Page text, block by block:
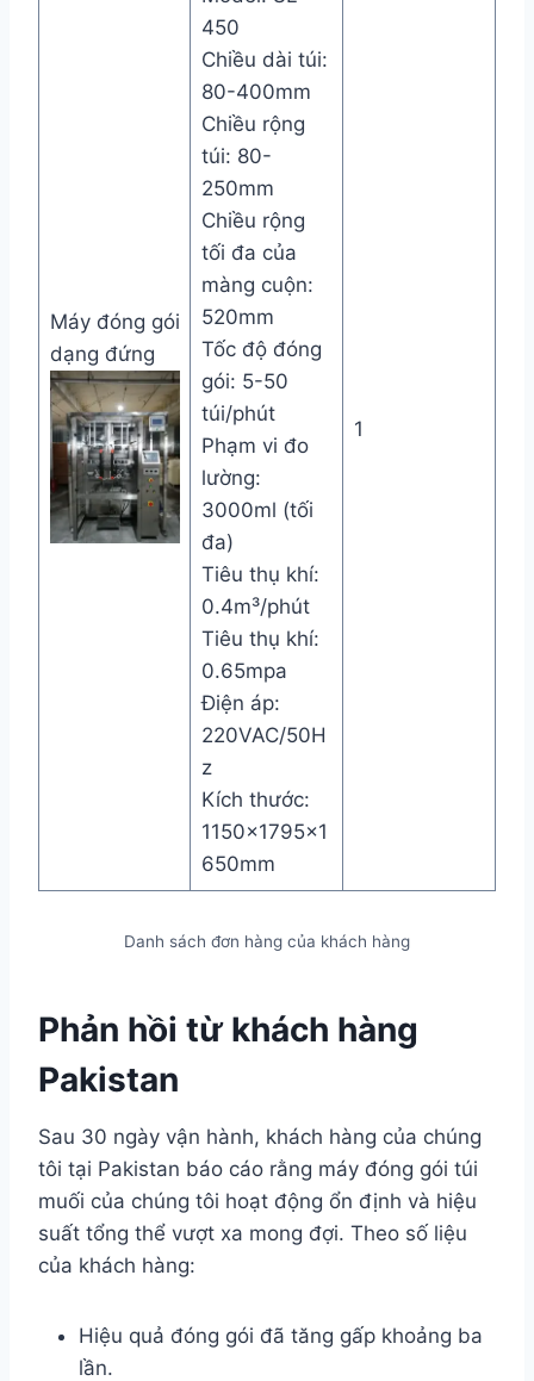
Máy đóng gói
dạng đứng
450
Chiều dài túi:
80-400mm
Chiều rộng
túi: 80-
250mm
Chiều rộng
tối đa của
màng cuộn:
520mm
Tốc độ đóng
gói: 5-50
túi/phút
Phạm vi đo
lường:
3000ml (tối
đa)
Tiêu thụ khí:
0.4m³/phút
Tiêu thụ khí:
0.65mpa
Điện áp:
220VAC/50H
z
Kích thước:
1150×1795×1
650mm
1
Danh sách đơn hàng của khách hàng
Phản hồi từ khách hàng
Pakistan
Sau 30 ngày vận hành, khách hàng của chúng
tôi tại Pakistan báo cáo rằng máy đóng gói túi
muối của chúng tôi hoạt động ổn định và hiệu
suất tổng thể vượt xa mong đợi. Theo số liệu
của khách hàng:
Hiệu quả đóng gói đã tăng gấp khoảng ba
lần.